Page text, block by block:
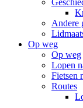
Andere
Op weg
Op weg
Lopen
Fietsen
Routes